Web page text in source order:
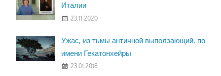
Италии
23.11.2020
Ужас, из тьмы античной выползающий, по
имени Гекатонхейры
23.01.2018